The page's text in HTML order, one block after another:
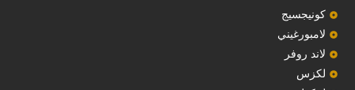
‏كونيجسيج‏
لامبورغيني
لاند روفر
لكزس